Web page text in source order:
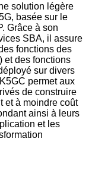
solution légère
basée sur le
Grâce à son
SBA, il assure
fonctions des
et des fonctions
sur divers
permet aux
de construire
et à moindre coût
ainsi à leurs
et les